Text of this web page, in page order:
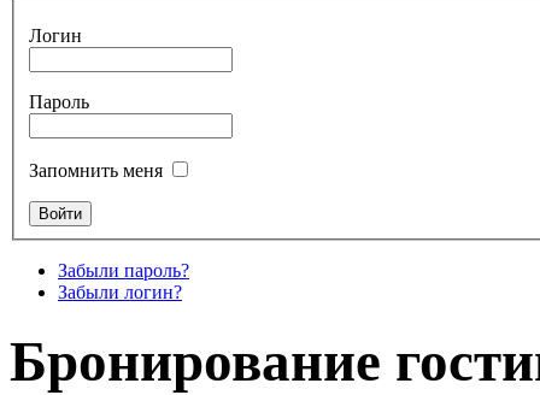
Логин
Пароль
Запомнить меня
Забыли пароль?
Забыли логин?
Бронирование